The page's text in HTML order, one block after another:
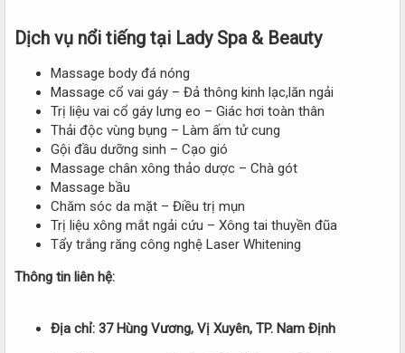
Dịch vụ nổi tiếng tại Lady Spa & Beauty
Massage body đá nóng
Massage cổ vai gáy – Đả thông kinh lạc,lăn ngải
Trị liệu vai cổ gáy lưng eo – Giác hơi toàn thân
Thải độc vùng bụng – Làm ấm tử cung
Gội đầu dưỡng sinh – Cạo gió
Massage chân xông thảo dược – Chà gót
Massage bầu
Chăm sóc da mặt – Điều trị mụn
Trị liệu xông mắt ngải cứu – Xông tai thuyền đũa
Tẩy trắng răng công nghệ Laser Whitening
Thông tin liên hệ:
Địa chỉ: 37 Hùng Vương, Vị Xuyên, TP. Nam Định